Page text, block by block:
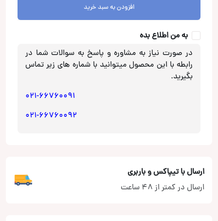
عدد
افزودن به سبد خرید
به من اطلاع بده
در صورت نیاز به مشاوره و پاسخ به سوالات شما در
رابطه با این محصول میتوانید با شماره های زیر تماس
بگیرید.
021-66760091
021-66760092
ارسال با تیپاکس و باربری
ارسال در کمتر از 48 ساعت